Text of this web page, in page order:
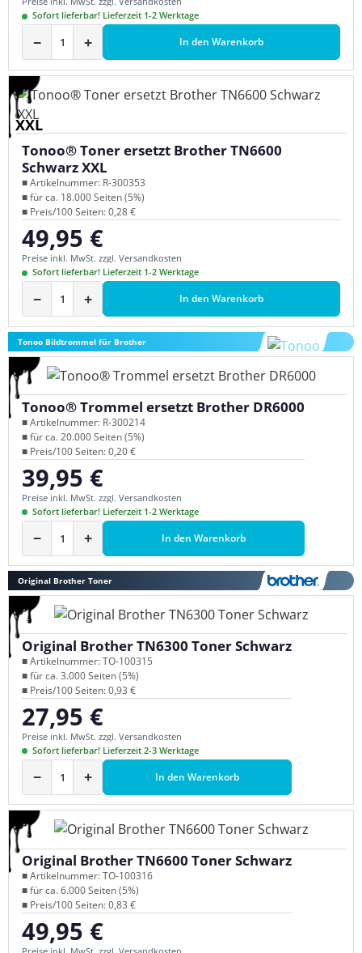
Sofort lieferbar! Lieferzeit 1-2 Werktage
− + In den Warenkorb
XXL
Tonoo® Toner ersetzt Brother TN6600
Schwarz XXL
■ Artikelnummer: R-300353
■ für ca. 18.000 Seiten (5%)
■ Preis/100 Seiten: 0,28 €
Regulärer Preis:
49,95 €
Preise inkl. MwSt. zzgl. Versandkosten
Sofort lieferbar! Lieferzeit 1-2 Werktage
− + In den Warenkorb
Tonoo Bildtrommel für Brother
Tonoo® Trommel ersetzt Brother DR6000
■ Artikelnummer: R-300214
■ für ca. 20.000 Seiten (5%)
■ Preis/100 Seiten: 0,20 €
Regulärer Preis:
39,95 €
Preise inkl. MwSt. zzgl. Versandkosten
Sofort lieferbar! Lieferzeit 1-2 Werktage
− + In den Warenkorb
Original Brother Toner
Original Brother TN6300 Toner Schwarz
■ Artikelnummer: TO-100315
■ für ca. 3.000 Seiten (5%)
■ Preis/100 Seiten: 0,93 €
Regulärer Preis:
27,95 €
Preise inkl. MwSt. zzgl. Versandkosten
Sofort lieferbar! Lieferzeit 2-3 Werktage
− + In den Warenkorb
Original Brother TN6600 Toner Schwarz
■ Artikelnummer: TO-100316
■ für ca. 6.000 Seiten (5%)
■ Preis/100 Seiten: 0,83 €
Regulärer Preis:
49,95 €